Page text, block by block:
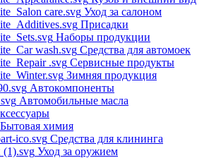
Уход за салоном
Присадки
Наборы продукции
Средства для автомоек
Сервисные продукты
Зимняя продукция
Автокомпоненты
Автомобильные масла
Бытовая химия
Средства для клининга
Уход за оружием